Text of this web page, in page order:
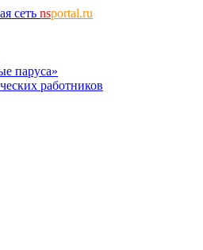
сеть nsportal.ru
паруса»
работников